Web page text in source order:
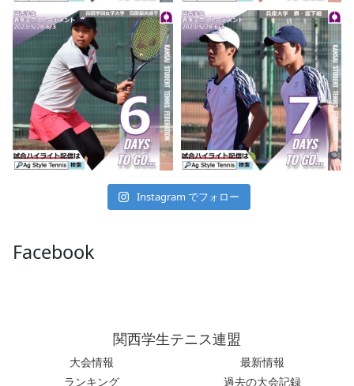
Instagram でフォロー
Facebook
関西学生テニス連盟
大会情報
最新情報
ランキング
過去の大会記録